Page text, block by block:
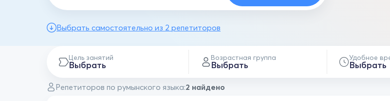
Выбрать самостоятельно из 2 репетиторов
Цель занятий
Выбрать
Возрастная группа
Выбрать
Удобное
Выбрать
Репетиторов по румынского языка:2 найдено